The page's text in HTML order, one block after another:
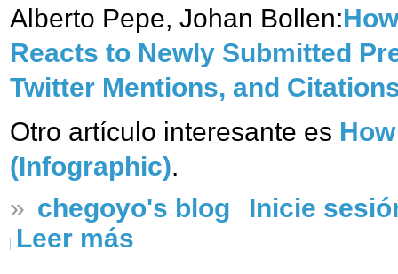
Alberto Pepe, Johan Bollen:
Reacts to Newly Submitted
Twitter Mentions, and
Otro artículo interesante es
(Infographic).
» chegoyo's blog
Inicie
Leer más